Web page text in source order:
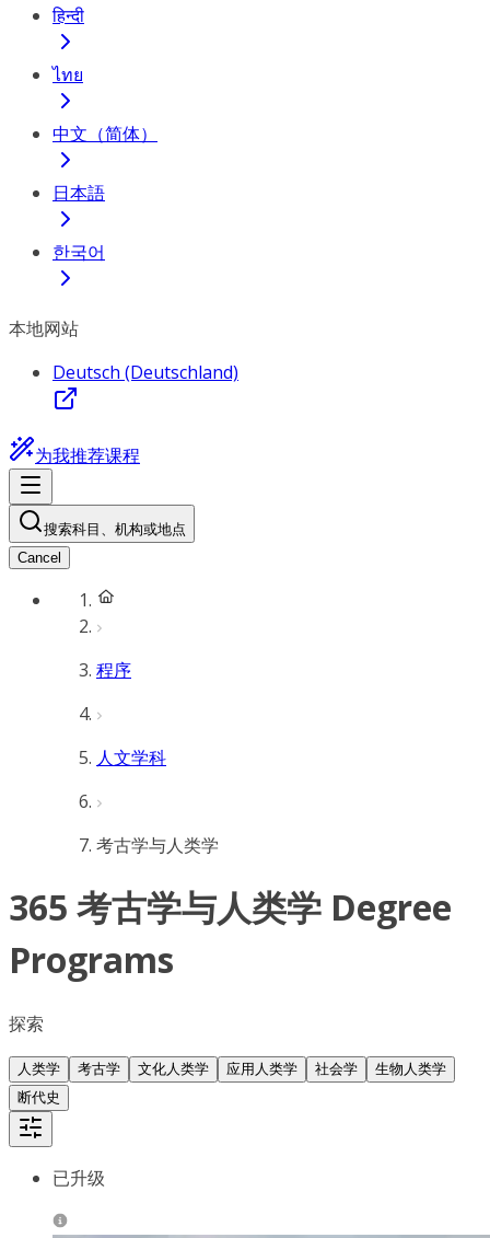
हिन्दी
ไทย
中文（简体）
日本語
한국어
本地网站
Deutsch (Deutschland)
为我推荐课程
搜索科目、机构或地点
Cancel
程序
人文学科
考古学与人类学
365 考古学与人类学 Degree
Programs
探索
人类学 考古学 文化人类学 应用人类学 社会学
生物人类学
断代史
已升级